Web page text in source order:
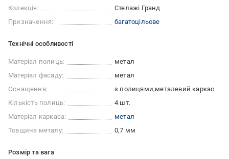
Колекція:
Стелажі Гранд
Призначення:
багатоцільове
Технічні особливості
Матеріал полиць:
метал
Матеріал фасаду:
метал
Оснащення:
з полицями металевий каркас
Кількість полиць:
4 шт.
Матеріал каркаса:
метал
Товщина металу:
0,7 мм
Розмір та вага